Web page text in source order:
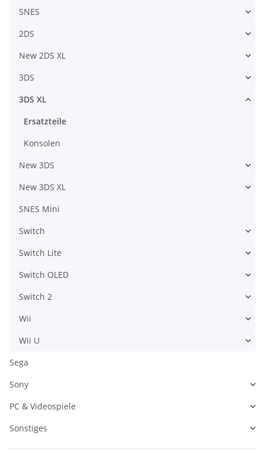
SNES
2DS
New 2DS XL
3DS
3DS XL
Ersatzteile
Konsolen
New 3DS
New 3DS XL
SNES Mini
Switch
Switch Lite
Switch OLED
Switch 2
Wii
Wii U
Sega
Sony
PC & Videospiele
Sonstiges